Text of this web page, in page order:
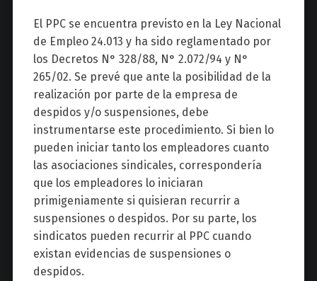
El PPC se encuentra previsto en la Ley Nacional
de Empleo 24.013 y ha sido reglamentado por
los Decretos N° 328/88, N° 2.072/94 y N°
265/02. Se prevé que ante la posibilidad de la
realización por parte de la empresa de
despidos y/o suspensiones, debe
instrumentarse este procedimiento. Si bien lo
pueden iniciar tanto los empleadores cuanto
las asociaciones sindicales, correspondería
que los empleadores lo iniciaran
primigeniamente si quisieran recurrir a
suspensiones o despidos. Por su parte, los
sindicatos pueden recurrir al PPC cuando
existan evidencias de suspensiones o
despidos.